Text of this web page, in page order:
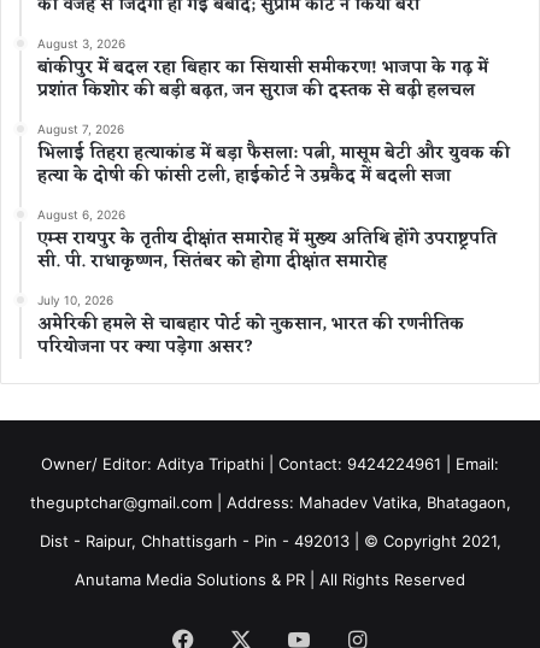
August 3, 2026
बांकीपुर में बदल रहा बिहार का सियासी समीकरण! भाजपा के गढ़ में
प्रशांत किशोर की बड़ी बढ़त, जन सुराज की दस्तक से बढ़ी हलचल
August 7, 2026
भिलाई तिहरा हत्याकांड में बड़ा फैसला: पत्नी, मासूम बेटी और युवक की
हत्या के दोषी की फांसी टली, हाईकोर्ट ने उम्रकैद में बदली सजा
August 6, 2026
एम्स रायपुर के तृतीय दीक्षांत समारोह में मुख्य अतिथि होंगे उपराष्ट्रपति
सी. पी. राधाकृष्णन, सितंबर को होगा दीक्षांत समारोह
July 10, 2026
अमेरिकी हमले से चाबहार पोर्ट को नुकसान, भारत की रणनीतिक
परियोजना पर क्या पड़ेगा असर?
Owner/ Editor: Aditya Tripathi | Contact: 9424224961 | Email:
theguptchar@gmail.com | Address: Mahadev Vatika, Bhatagaon,
Dist - Raipur, Chhattisgarh - Pin - 492013 | © Copyright 2021,
Anutama Media Solutions & PR | All Rights Reserved
Facebook YouTubeInstagram